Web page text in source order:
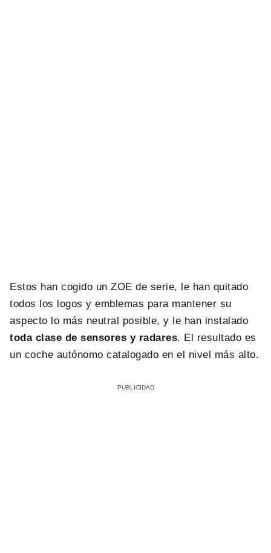
Estos han cogido un ZOE de serie, le han quitado
todos los logos y emblemas para mantener su
aspecto lo más neutral posible, y le han instalado
toda clase de sensores y radares. El resultado es
un coche autónomo catalogado en el nivel más alto.